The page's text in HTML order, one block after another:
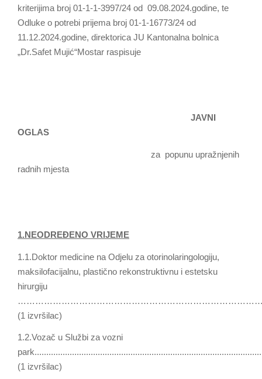
kriterijima broj 01-1-1-3997/24 od 09.08.2024.godine, te
Odluke o potrebi prijema broj 01-1-16773/24 od
11.12.2024.godine, direktorica JU Kantonalna bolnica
„Dr.Safet Mujić“Mostar raspisuje
JAVNI
OGLAS
za popunu upražnjenih
radnih mjesta
1.NEODREĐENO VRIJEME
1.1.Doktor medicine na Odjelu za otorinolaringologiju,
maksilofacijalnu, plastično rekonstruktivnu i estetsku
hirurgiju
(1 izvršilac)
1.2.Vozač u Službi za vozni
(1 izvršilac)